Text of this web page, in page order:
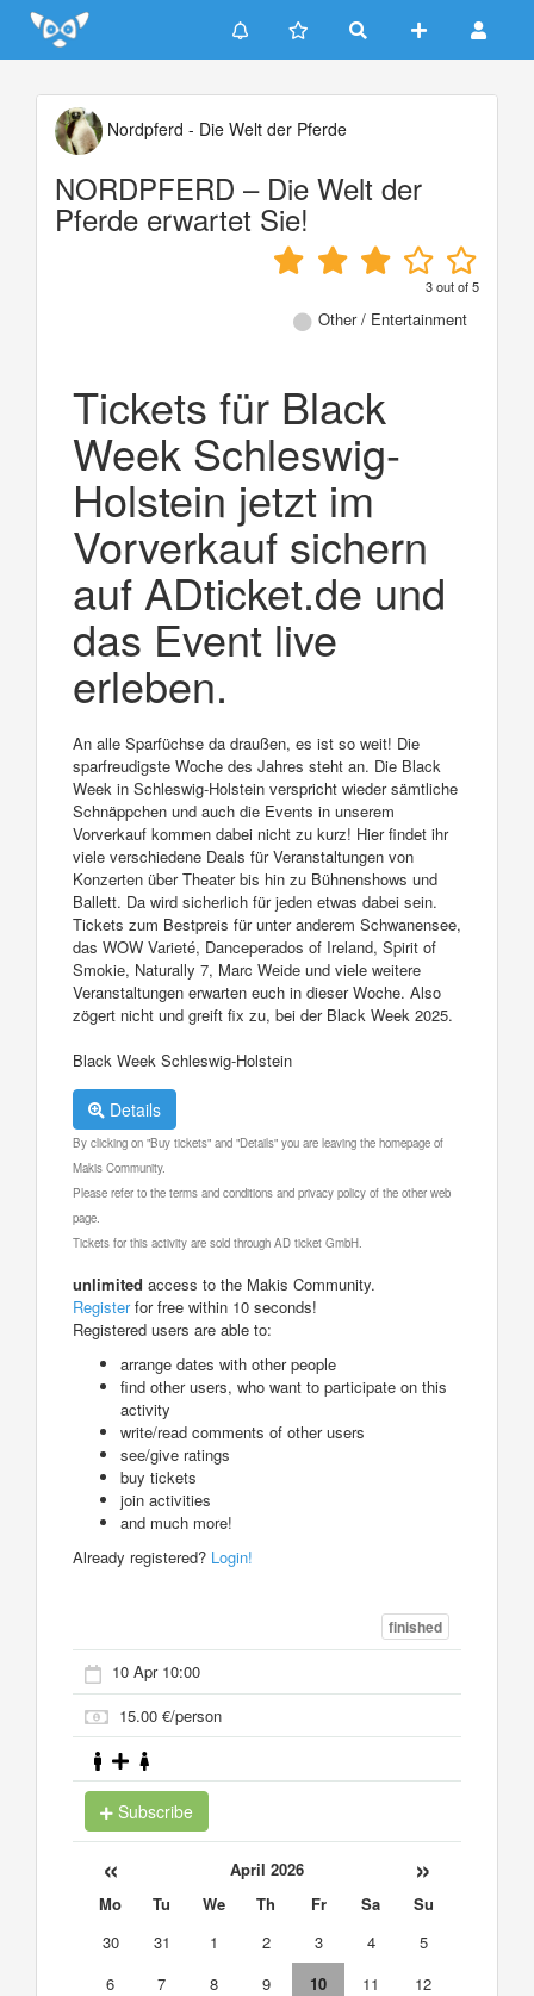
Update cookies preferences
Nordpferd - Die Welt der Pferde
NORDPFERD – Die Welt der
Pferde erwartet Sie!
3out of5
Other / Entertainment
Tickets für Black
Week Schleswig-
Holstein jetzt im
Vorverkauf sichern
auf ADticket.de und
das Event live
erleben.
An alle Sparfüchse da draußen, es ist so weit! Die
sparfreudigste Woche des Jahres steht an. Die Black
Week in Schleswig-Holstein verspricht wieder sämtliche
Schnäppchen und auch die Events in unserem
Vorverkauf kommen dabei nicht zu kurz! Hier findet ihr
viele verschiedene Deals für Veranstaltungen von
Konzerten über Theater bis hin zu Bühnenshows und
Ballett. Da wird sicherlich für jeden etwas dabei sein.
Tickets zum Bestpreis für unter anderem Schwanensee,
das WOW Varieté, Danceperados of Ireland, Spirit of
Smokie, Naturally 7, Marc Weide und viele weitere
Veranstaltungen erwarten euch in dieser Woche. Also
zögert nicht und greift fix zu, bei der Black Week 2025.
Black Week Schleswig-Holstein
Details
By clicking on "Buy tickets" and "Details" you are leaving the homepage of
Makis Community.
Please refer to the terms and conditions and privacy policy of the other web
page.
Tickets for this activity are sold through AD ticket GmbH.
unlimited access to the Makis Community.
Registerfor free within 10 seconds!
Registered users are able to:
arrange dates with other people
find other users, who want to participate on this
activity
write/read comments of other users
see/give ratings
buy tickets
join activities
and much more!
Already registered? Login!
finished
10 Apr 10:00
15.00 €/person
Subscribe
« April 2026 »
Mo Tu We Th Fr Sa
Su
30
31 1 2 3 4
5
6
7 8 9 10 11
12